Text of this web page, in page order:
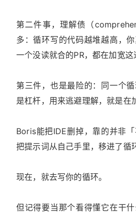
第二件事，理解债（
多：循环写的代码越堆越高，
一个没读就合的PR，都在加宽这
第三件，也是最险的：同一个
是杠杆，用来逃避理解，就是在
Boris能把IDE删掉，靠的并非
把提示词从自己手里，移进了循
现在，就去写你的循环。
但记得要当那个看得懂它在干